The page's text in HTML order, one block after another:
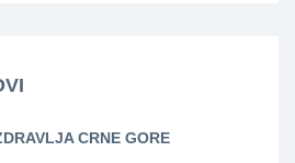
CRNE GORE